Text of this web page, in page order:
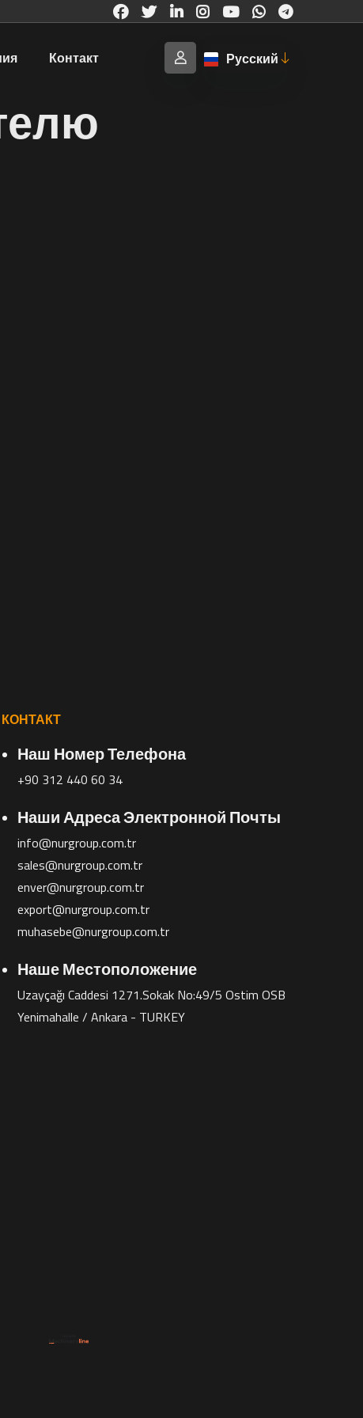
Контакт Русский
КОНТАКТ
Наш Номер Телефона
+90 312 440 60 34
Наши Адреса Электронной Почты
info@nurgroup.com.tr
sales@nurgroup.com.tr
enver@nurgroup.com.tr
export@nurgroup.com.tr
muhasebe@nurgroup.com.tr
Наше Местоположение
Uzayçağı Caddesi 1271.Sokak No:49/5 Ostim OSB
Yenimahalle / Ankara - TURKEY